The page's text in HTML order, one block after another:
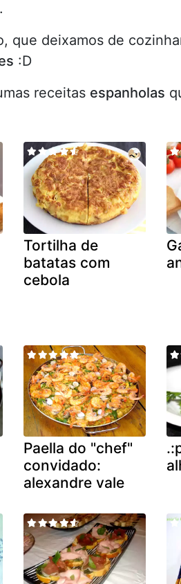
que deixamos de
:D
receitas espanholas
Tortilha de
batatas com
cebola
Paella do "chef"
convidado:
alexandre vale